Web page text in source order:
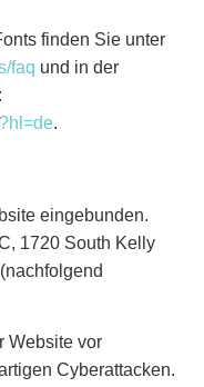
finden Sie unter
faq und in der
.
eingebunden.
1720 South Kelly
Website vor
Cyberattacken.